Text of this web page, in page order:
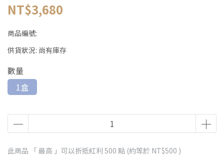
NT$3,680
商品編號:
供貨狀況: 尚有庫存
數量
1盒
此商品 「 最高 」可以折抵紅利 500 點 (約等於 NT$500 )